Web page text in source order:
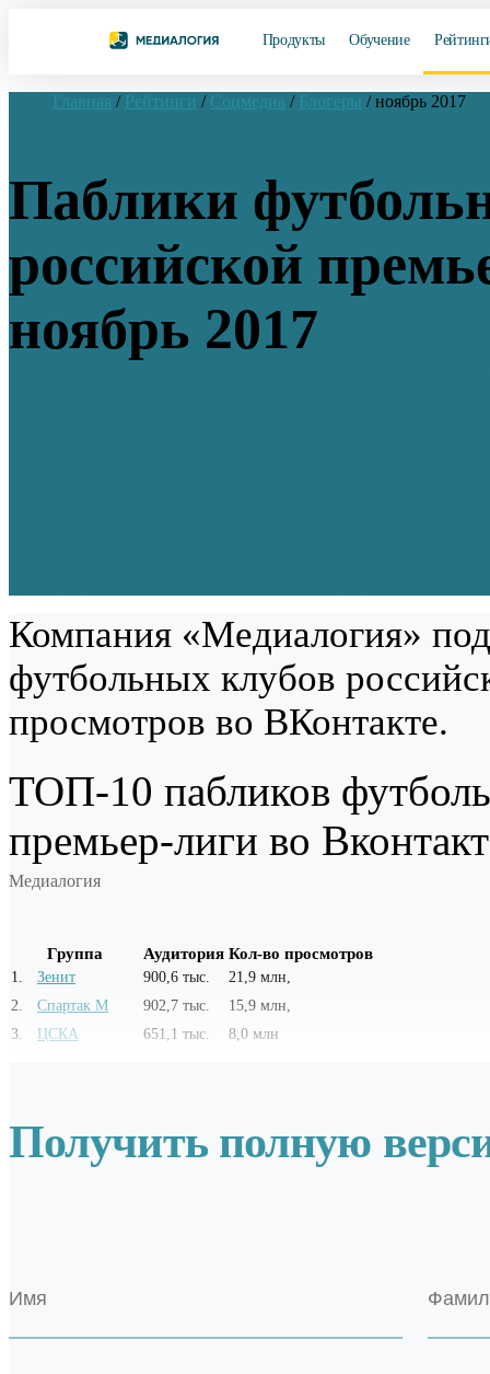
Продукты Обучение
Главная / Рейтинги / Соцмедиа / Блогеры / ноябрь 2017
Паблики
российской
ноябрь 2017
Компания «Медиалогия»
футбольных клубов
просмотров во ВКонтакте.
ТОП-10 пабликов
премьер-лиги во
Медиалогия
Группа Аудитория Кол-во просмотров
1 Зенит 900,6 тыс.
21,9 млн,
2
Спартак М 902,7 тыс.
15,9 млн,
3
ЦСКА 651,1 тыс. 8,0 млн
Получить полную